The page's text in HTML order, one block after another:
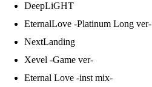
DeepLiGHT
EternalLove -Platinum Long ver-
NextLanding
Xevel -Game ver-
Eternal Love -inst mix-